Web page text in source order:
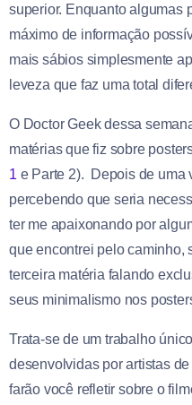
superior. Enquanto algumas
máximo de informação
mais sábios simplesmente
leveza que faz uma total
O Doctor Geek dessa
matérias que fiz sobre
1 e Parte 2). Depois de uma
percebendo que seria
ter me apaixonando por
que encontrei pelo caminho,
terceira matéria falando
seus minimalismo nos
Trata-se de um trabalho
desenvolvidas por artistas
farão você refletir sobre o